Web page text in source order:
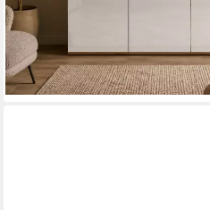
-48%
lieferbar in 3 Wochen